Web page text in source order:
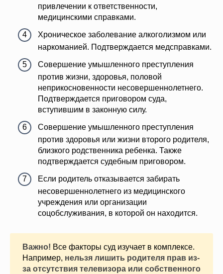
привлечении к ответственности,
медицинскими справками.
Хроническое заболевание алкоголизмом или
наркоманией. Подтверждается медсправками.
Совершение умышленного преступления
против жизни, здоровья, половой
неприкосновенности несовершеннолетнего.
Подтверждается приговором суда,
вступившим в законную силу.
Совершение умышленного преступления
против здоровья или жизни второго родителя,
близкого родственника ребенка. Также
подтверждается судебным приговором.
Если родитель отказывается забирать
несовершеннолетнего из медицинского
учреждения или организации
соцобслуживания, в которой он находится.
Важно! Все факторы суд изучает в комплексе.
Например, нельзя лишить родителя прав из-
за отсутствия телевизора или собственного